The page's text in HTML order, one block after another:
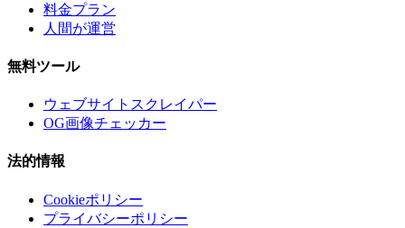
料金プラン
人間が運営
無料ツール
ウェブサイトスクレイパー
OG画像チェッカー
法的情報
Cookieポリシー
プライバシーポリシー